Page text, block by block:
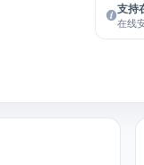
支持
在线